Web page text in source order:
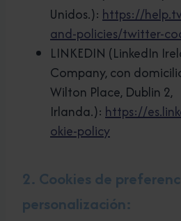
Unidos.): https://
and-policies/twitter-
LINKEDIN (LinkedIn
Company, con
Wilton Place, Dublin 2,
Irlanda.): https://
okie-policy
2. Cookies de
personalización: